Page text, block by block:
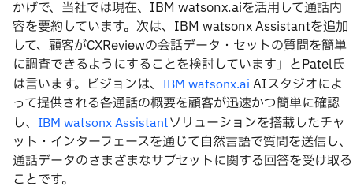
かげで、当社では現在、IBM watsonx.aiを活用して通話内
容を要約しています。次は、IBM watsonx Assistantを追加
して、顧客がCXReviewの会話データ・セットの質問を簡単
に調査できるようにすることを検討しています」とPatel氏
は言います。ビジョンは、 IBM watsonx.ai AIスタジオによ
って提供される各通話の概要を顧客が迅速かつ簡単に確認
し、 IBM watsonx Assistantソリューションを搭載したチャ
ット・インターフェースを通じて自然言語で質問を送信し、
通話データのさまざまなサブセットに関する回答を受け取る
ことです。